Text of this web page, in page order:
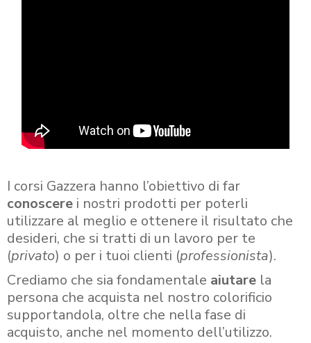
I corsi Gazzera hanno l’obiettivo di far
conoscere i nostri prodotti per poterli
utilizzare al meglio e ottenere il risultato che
desideri, che si tratti di un lavoro per te
(privato) o per i tuoi clienti (professionista).
Crediamo che sia fondamentale aiutare la
persona che acquista nel nostro colorificio
supportandola, oltre che nella fase di
acquisto, anche nel momento dell’utilizzo.